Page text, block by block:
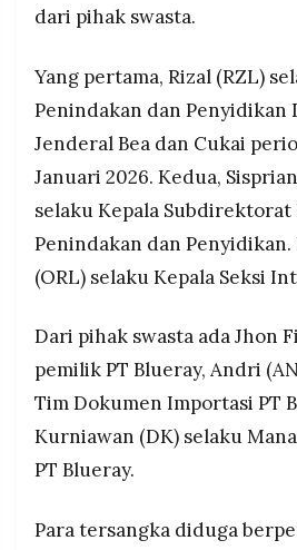
dari pihak swasta.
Yang pertama, Rizal (RZL)
Penindakan dan
Jenderal Bea dan Cukai
Januari 2026. Kedua,
selaku Kepala
Penindakan dan
(ORL) selaku Kepala Seksi
Dari pihak swasta ada Jhon
pemilik PT Blueray, Andri
Tim Dokumen Importasi PT
Kurniawan (DK) selaku
PT Blueray.
Para tersangka diduga